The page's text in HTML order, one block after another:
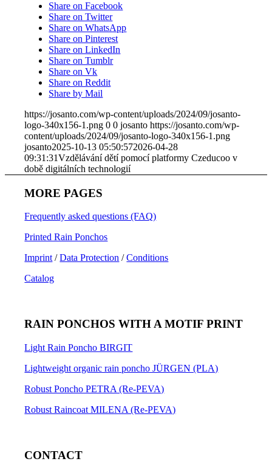
Share on Facebook
Share on Twitter
Share on WhatsApp
Share on Pinterest
Share on LinkedIn
Share on Tumblr
Share on Vk
Share on Reddit
Share by Mail
https://josanto.com/wp-content/uploads/2024/09/josanto-
logo-340x156-1.png 0 0 josanto https://josanto.com/wp-
content/uploads/2024/09/josanto-logo-340x156-1.png
josanto2025-10-13 05:50:572026-04-28
09:31:31Vzdělávání dětí pomocí platformy Czeducoo v
době digitálních technologií
MORE PAGES
Frequently asked questions (FAQ)
Printed Rain Ponchos
Imprint/Data Protection /Conditions
Catalog
RAIN PONCHOS WITH A MOTIF PRINT
Light Rain Poncho BIRGIT
Lightweight organic rain poncho JÜRGEN (PLA)
Robust Poncho PETRA (Re-PEVA)
Robust Raincoat MILENA (Re-PEVA)
CONTACT